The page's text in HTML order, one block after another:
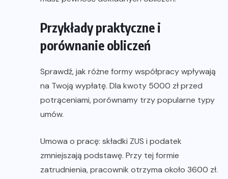
Przykłady praktyczne i
porównanie obliczeń
Sprawdź, jak różne formy współpracy wpływają
na Twoją wypłatę. Dla kwoty 5000 zł przed
potrąceniami, porównamy trzy popularne typy
umów.
Umowa o pracę: składki ZUS i podatek
zmniejszają podstawę. Przy tej formie
zatrudnienia, pracownik otrzyma około 3600 zł.